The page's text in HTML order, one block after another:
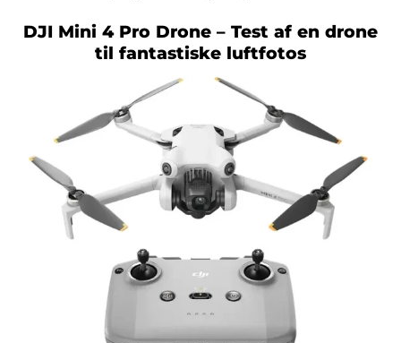
DJI Mini 4 Pro Drone – Test af en drone
til fantastiske luftfotos